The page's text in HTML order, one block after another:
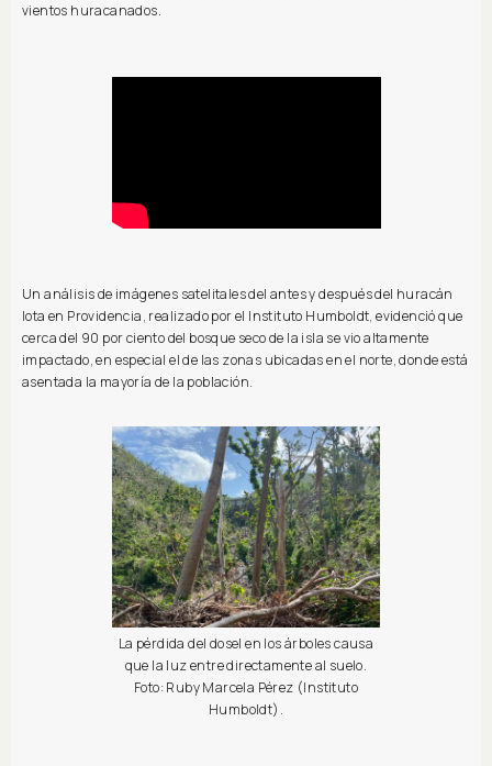
vientos huracanados.
Un análisis de imágenes satelitales del antes y después del huracán
Iota en Providencia, realizado por el Instituto Humboldt, evidenció que
cerca del 90 por ciento del bosque seco de la isla se vio altamente
impactado, en especial el de las zonas ubicadas en el norte, donde está
asentada la mayoría de la población.
La pérdida del dosel en los árboles causa
que la luz entre directamente al suelo.
Foto: Ruby Marcela Pérez (Instituto
Humboldt).